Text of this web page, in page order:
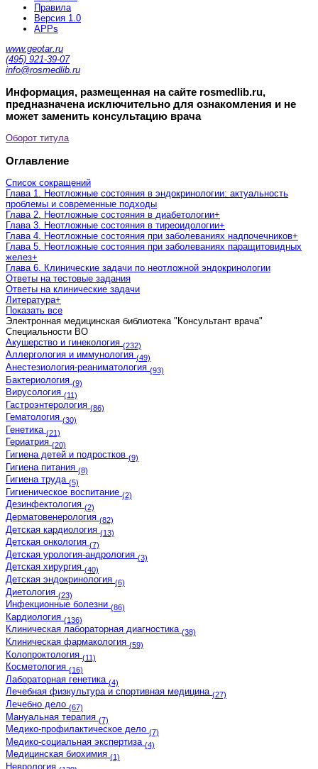
Правила
Версия 1.0
APPs
www.geotar.ru
(495) 921-39-07
info@rosmedlib.ru
Информация, размещенная на сайте rosmedlib.ru,
предназначена исключительно для ознакомления и не
может заменить консультацию врача
Оборот титула
Оглавление
Список сокращений
Глава 1. Неотложные состояния в эндокринологии: актуальность
проблемы и современные подходы
Глава 2. Неотложные состояния в диабетологии+
Глава 3. Неотложные состояния в тиреоидологии+
Глава 4. Неотложные состояния при заболеваниях надпочечников+
Глава 5. Неотложные состояния при заболеваниях паращитовидных
желез+
Глава 6. Клинические задачи по неотложной эндокринологии
Ответы на тестовые задания
Ответы на клинические задачи
Литература+
Показать все
Электронная медицинская библиотека "Консультант врача"
Cпециальности ВО
Акушерство и гинекология (232)
Аллергология и иммунология (49)
Анестезиология-реаниматология (93)
Бактериология (9)
Вирусология (11)
Гастроэнтерология (86)
Гематология (30)
Генетика (21)
Гериатрия (20)
Гигиена детей и подростков (9)
Гигиена питания (8)
Гигиена труда (5)
Гигиеническое воспитание (2)
Дезинфектология (2)
Дерматовенерология (82)
Детская кардиология (13)
Детская онкология (7)
Детская урология-андрология (3)
Детская хирургия (40)
Детская эндокринология (6)
Диетология (23)
Инфекционные болезни (86)
Кардиология (136)
Клиническая лабораторная диагностика (38)
Клиническая фармакология (59)
Колопроктология (11)
Косметология (16)
Лабораторная генетика (4)
Лечебная физкультура и спортивная медицина (27)
Лечебно дело (67)
Мануальная терапия (7)
Медико-профилактическое дело (7)
Медико-социальная экспертиза (4)
Медицинская биохимия (1)
Неврология